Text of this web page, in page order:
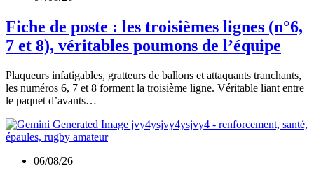
Fiche de poste : les troisièmes lignes (n°6,
7 et 8), véritables poumons de l’équipe
Plaqueurs infatigables, gratteurs de ballons et attaquants tranchants,
les numéros 6, 7 et 8 forment la troisième ligne. Véritable liant entre
le paquet d’avants…
06/08/26